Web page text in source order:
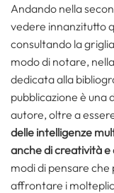
Andando nella
vedere innanzitutto
consultando la
modo di notare,
dedicata alla
pubblicazione è una
autore, oltre a
delle intelligenze
anche dicreativitàe
modi di pensare che
affrontare i